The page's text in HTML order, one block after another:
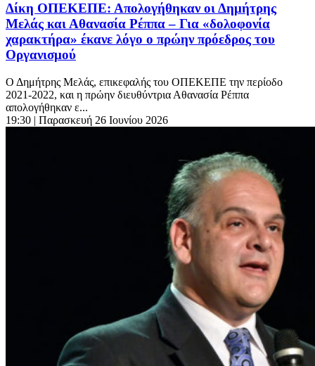
Δίκη ΟΠΕΚΕΠΕ: Απολογήθηκαν οι Δημήτρης
Μελάς και Αθανασία Ρέππα – Για «δολοφονία
χαρακτήρα» έκανε λόγο ο πρώην πρόεδρος του
Οργανισμού
Ο Δημήτρης Μελάς, επικεφαλής του ΟΠΕΚΕΠΕ την περίοδο
2021-2022, και η πρώην διευθύντρια Αθανασία Ρέππα
απολογήθηκαν ε...
19:30 | Παρασκευή 26 Ιουνίου 2026